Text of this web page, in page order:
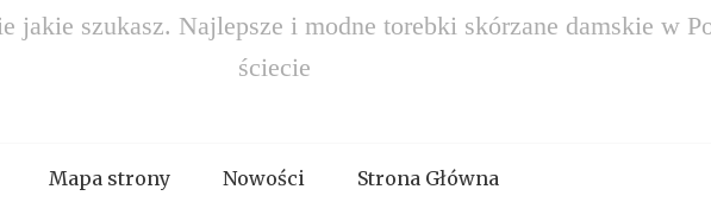
jakie szukasz. Najlepsze i modne torebki skórzane damskie w
ściecie
Mapa strony Nowości Strona Główna